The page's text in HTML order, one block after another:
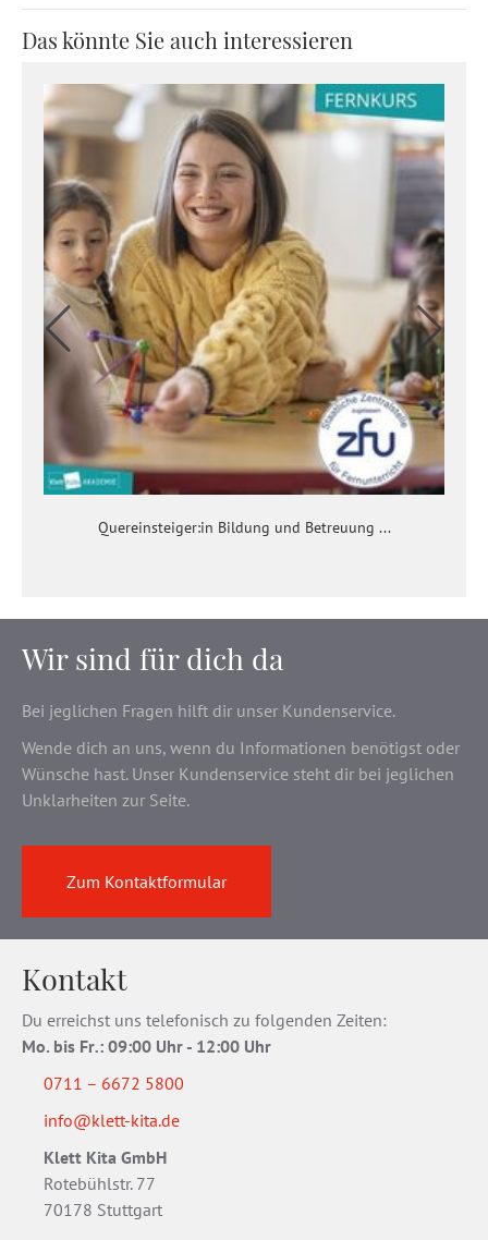
Das könnte Sie auch interessieren
Quereinsteiger:in Bildung und Betreuung ...
Wir sind für dich da
Bei jeglichen Fragen hilft dir unser Kundenservice.
Wende dich an uns, wenn du Informationen benötigst oder
Wünsche hast. Unser Kundenservice steht dir bei jeglichen
Unklarheiten zur Seite.
Zum Kontaktformular
Kontakt
Du erreichst uns telefonisch zu folgenden Zeiten:
Mo. bis Fr.: 09:00 Uhr - 12:00 Uhr
0711 – 6672 5800
info@klett-kita.de
Klett Kita GmbH
Rotebühlstr. 77
70178 Stuttgart